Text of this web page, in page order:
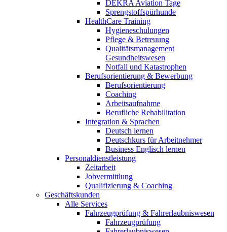
DEKRA Aviation Tage
Sprengstoffspürhunde
HealthCare Training
Hygieneschulungen
Pflege & Betreuung
Qualitätsmanagement
Gesundheitswesen
Notfall und Katastrophen
Berufsorientierung & Bewerbung
Berufsorientierung
Coaching
Arbeitsaufnahme
Berufliche Rehabilitation
Integration & Sprachen
Deutsch lernen
Deutschkurs für Arbeitnehmer
Business Englisch lernen
Personaldienstleistung
Zeitarbeit
Jobvermittlung
Qualifizierung & Coaching
Geschäftskunden
Alle Services
Fahrzeugprüfung & Fahrerlaubniswesen
Fahrzeugprüfung